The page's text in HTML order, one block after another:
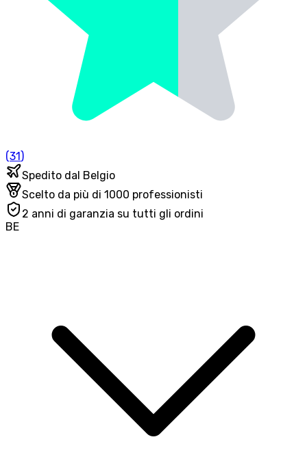
(31)
Spedito dal Belgio
Scelto da più di 1000 professionisti
2 anni di garanzia su tutti gli ordini
BE